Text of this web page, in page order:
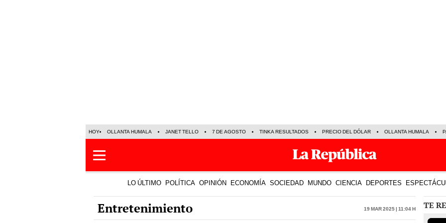
HOY OLLANTA HUMALA JANET TELLO 7 DE AGOSTO TINKA RESULTADOS PRECIO DEL DÓLAR OLLANTA HUMALA
LO ÚLTIMO POLÍTICA OPINIÓN ECONOMÍA SOCIEDAD MUNDO CIENCIA DEPORTES
Entretenimiento 19 Mar 2025 | 11:04 h TE